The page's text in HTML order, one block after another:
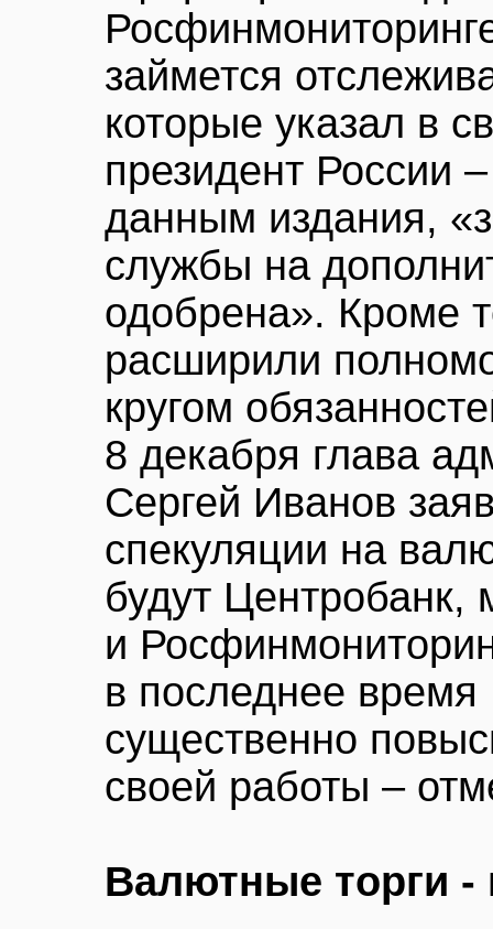
займется
которые указал в
президент России
данным издания,
службы на
одобрена». Кроме
расширили
кругом
8 декабря глава
Сергей Иванов
спекуляции на
будут Центробанк,
и
в последнее
существенно
своей работы –
Валютные торги -